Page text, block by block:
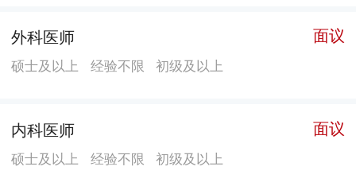
外科医师 面议
硕士及以上 经验不限 初级及以上
内科医师 面议
硕士及以上 经验不限 初级及以上